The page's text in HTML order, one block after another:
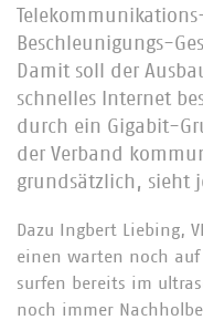
Beschleunigungs-
Damit soll der
schnelles Internet
durch ein Gigabit-
der Verband
grundsätzlich, sieht
Dazu Ingbert Liebing,
einen warten noch
surfen bereits im
noch immer